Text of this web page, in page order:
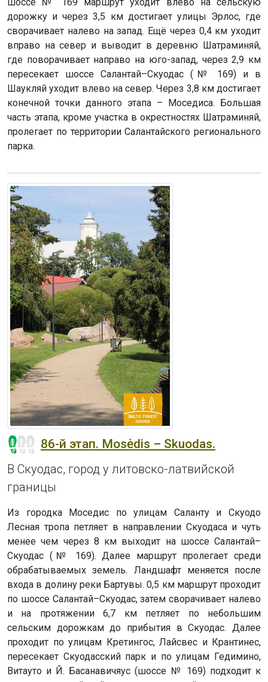
дорожку и через 3,5 км достигает улицы Эрлос, где
сворачивает налево на запад. Ещё через 0,4 км уходит
вправо на север и выводит в деревню Шатраминяй,
где поворачивает направо на юго-запад, через 2,9 км
пересекает шоссе Салантай–Скуодас (№ 169) и в
Шаукляй уходит влево на север. Через 3,8 км достигает
конечной точки данного этапа – Моседиса. Большая
часть этапа, кроме участка в окрестностях Шатраминяй,
пролегает по территории Салантайского регионального
парка.
86-й этап. Mosėdis – Skuodas.
В Скуодас, город у литовско-латвийской
границы
Из городка Моседис по улицам Саланту и Скуодо
Лесная тропа петляет в направлении Скуодаса и чуть
менее чем через 8 км выходит на шоссе Салантай–
Скуодас (№ 169). Далее маршрут пролегает среди
обрабатываемых земель. Ландшафт меняется после
входа в долину реки Бартувы. 0,5 км маршрут проходит
по шоссе Салантай–Скуодас, затем сворачивает налево
и на протяжении 6,7 км петляет по небольшим
сельским дорожкам до прибытия в Скуодас. Далее
проходит по улицам Кретингос, Лайсвес и Крантинес,
пересекает Скуодасский парк и по улицам Гедимино,
Витауто и Й. Басанавичяус (шоссе № 169) подходит к